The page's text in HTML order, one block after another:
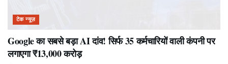
टेक न्यूज़
Google का सबसे बड़ा AI दांव! सिर्फ 35 कर्मचारियों वाली कंपनी पर
लगाएगा ₹13,000 करोड़